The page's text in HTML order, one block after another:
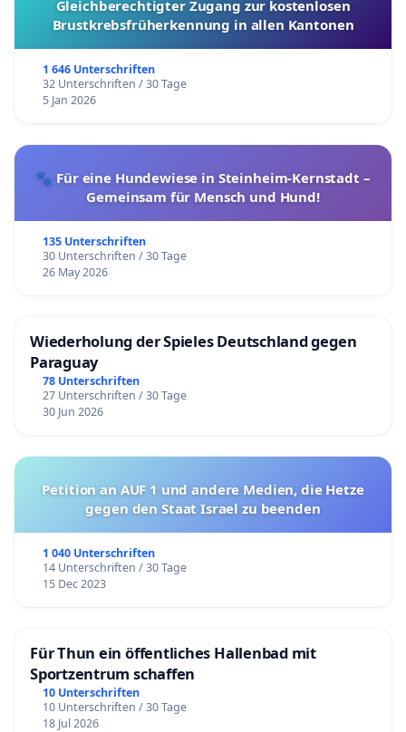
Gleichberechtigter Zugang zur kostenlosen
Brustkrebsfrüherkennung in allen Kantonen
1 646 Unterschriften
32 Unterschriften / 30 Tage
5 Jan 2026
🐾 Für eine Hundewiese in Steinheim-Kernstadt –
Gemeinsam für Mensch und Hund!
135 Unterschriften
30 Unterschriften / 30 Tage
26 May 2026
Wiederholung der Spieles Deutschland gegen
Paraguay
78 Unterschriften
27 Unterschriften / 30 Tage
30 Jun 2026
Petition an AUF 1 und andere Medien, die Hetze
gegen den Staat Israel zu beenden
1 040 Unterschriften
14 Unterschriften / 30 Tage
15 Dec 2023
Für Thun ein öffentliches Hallenbad mit
Sportzentrum schaffen
10 Unterschriften
10 Unterschriften / 30 Tage
18 Jul 2026